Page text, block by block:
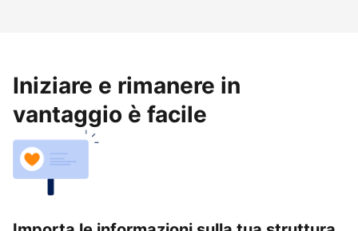
Iniziare e rimanere in
vantaggio è facile